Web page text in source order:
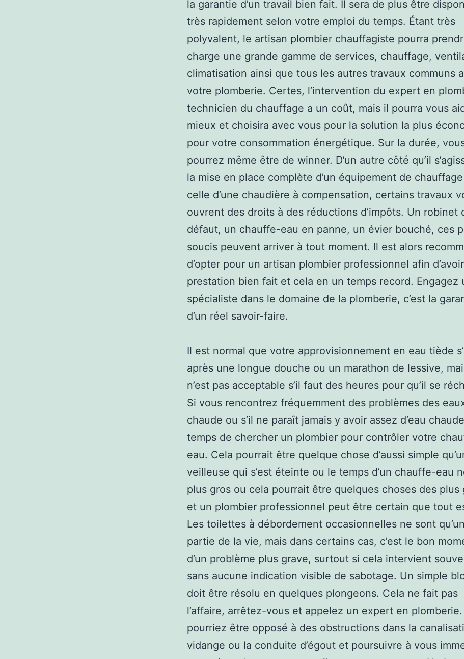
la garantie d’un travail bien fait. Il sera de plus être
très rapidement selon votre emploi du temps. Étant très
polyvalent, le artisan plombier chauffagiste pourra
charge une grande gamme de services, chauffage,
climatisation ainsi que tous les autres travaux communs
votre plomberie. Certes, l’intervention du expert en
technicien du chauffage a un coût, mais il pourra vous
mieux et choisira avec vous pour la solution la plus
pour votre consommation énergétique. Sur la durée,
pourrez même être de winner. D’un autre côté qu’il
la mise en place complète d’un équipement de
celle d’une chaudière à compensation, certains travaux
ouvrent des droits à des réductions d’impôts. Un robinet
défaut, un chauffe-eau en panne, un évier bouché, ces
soucis peuvent arriver à tout moment. Il est alors
d’opter pour un artisan plombier professionnel afin
prestation bien fait et cela en un temps record. Engagez
spécialiste dans le domaine de la plomberie, c’est la
d’un réel savoir-faire.
Il est normal que votre approvisionnement en eau tiède
après une longue douche ou un marathon de lessive,
n’est pas acceptable s’il faut des heures pour qu’il se
Si vous rencontrez fréquemment des problèmes des
chaude ou s’il ne paraît jamais y avoir assez d’eau
temps de chercher un plombier pour contrôler votre
eau. Cela pourrait être quelque chose d’aussi simple
veilleuse qui s’est éteinte ou le temps d’un chauffe-eau
plus gros ou cela pourrait être quelques choses des plus
et un plombier professionnel peut être certain que tout
Les toilettes à débordement occasionnelles ne sont
partie de la vie, mais dans certains cas, c’est le bon
d’un problème plus grave, surtout si cela intervient
sans aucune indication visible de sabotage. Un simple
doit être résolu en quelques plongeons. Cela ne fait pas
l’affaire, arrêtez-vous et appelez un expert en
pourriez être opposé à des obstructions dans la
vidange ou la conduite d’égout et poursuivre à vous